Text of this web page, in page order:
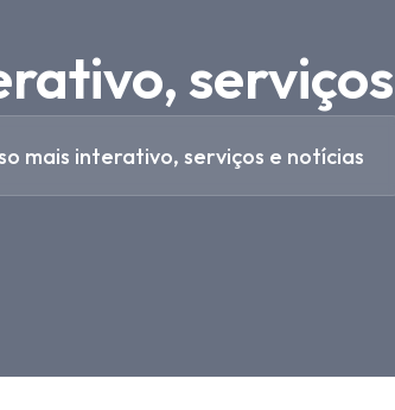
mais interativo, serviços e notícias